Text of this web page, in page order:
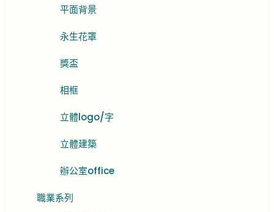
平面背景
永生花罩
獎盃
相框
立體logo/字
立體建築
辦公室office
職業系列